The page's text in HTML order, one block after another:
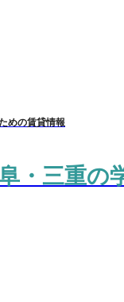
めの賃貸情報
・三重の